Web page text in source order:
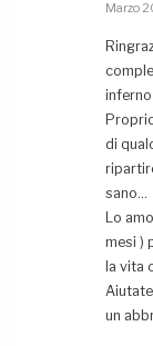
Marzo
di
sano…
Lo
mesi )
la vita
un